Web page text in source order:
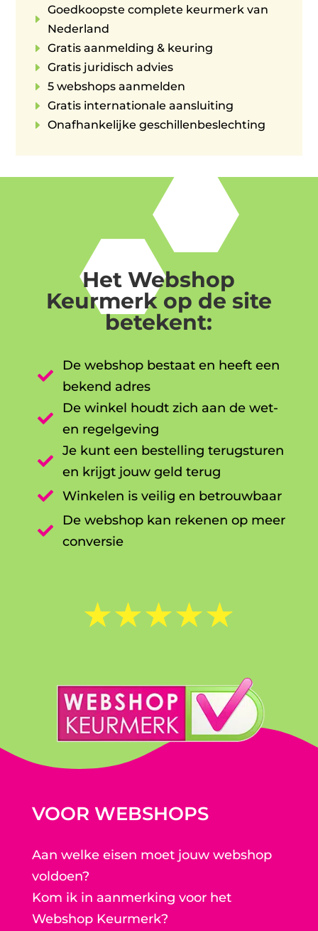
E
Goedkoopste complete keurmerk van
Nederland
E Gratis aanmelding & keuring
E Gratis juridisch advies
E 5 webshops aanmelden
E Gratis internationale aansluiting
E Onafhankelijke geschillenbeslechting
Het Webshop
Keurmerk op de site
betekent:

De webshop bestaat en heeft een
bekend adres

De winkel houdt zich aan de wet-
en regelgeving

Je kunt een bestelling terugsturen
en krijgt jouw geld terug

Winkelen is veilig en betrouwbaar

De webshop kan rekenen op meer
conversie
☆☆☆☆☆
VOOR WEBSHOPS
Aan welke eisen moet jouw webshop
voldoen?
Kom ik in aanmerking voor het
Webshop Keurmerk?